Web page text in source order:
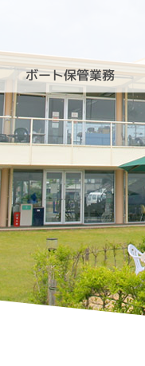
（新艇・中古艇）
ボート保管業務